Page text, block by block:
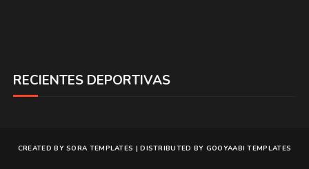
RECIENTES DEPORTIVAS
CREATED BYSORA TEMPLATES | DISTRIBUTED BY GOOYAABI TEMPLATES